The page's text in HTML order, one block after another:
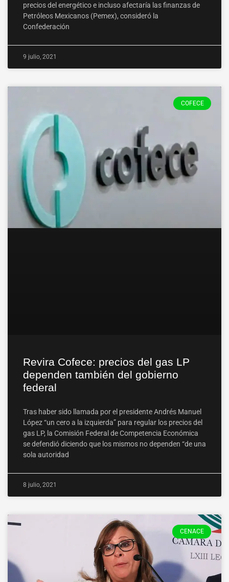
precios del energético e incluso afectaría las finanzas de
Petróleos Mexicanos (Pemex), consideró la
Confederación
9 julio, 2021
COFECE
Revira Cofece: precios del gas LP
dependen también del gobierno
federal
Tras haber sido llamada por el presidente Andrés Manuel
López “un cero a la izquierda” para regular los precios del
gas LP, la Comisión Federal de Competencia Económica
se defendió diciendo que los mismos no dependen “de una
sola autoridad
8 julio, 2021
CENACE